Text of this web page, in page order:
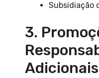
Subsidiação
3.
Adicionais